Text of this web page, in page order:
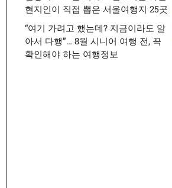
현지인이 직접 뽑은 서울여행지 25곳
“여기 가려고 했는데? 지금이라도 알
아서 다행”… 8월 시니어 여행 전, 꼭
확인해야 하는 여행정보